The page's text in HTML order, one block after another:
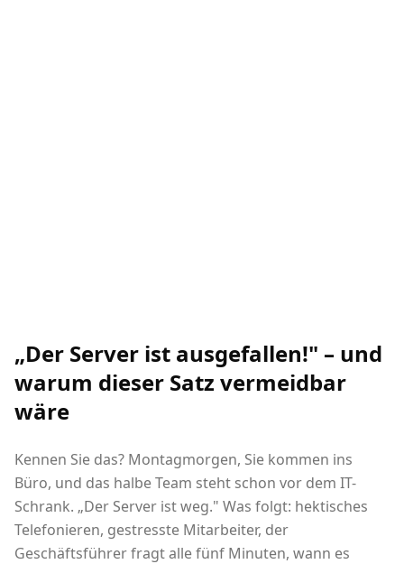
„Der Server ist ausgefallen!" – und
warum dieser Satz vermeidbar
wäre
Kennen Sie das? Montagmorgen, Sie kommen ins
Büro, und das halbe Team steht schon vor dem IT-
Schrank. „Der Server ist weg." Was folgt: hektisches
Telefonieren, gestresste Mitarbeiter, der
Geschäftsführer fragt alle fünf Minuten, wann es